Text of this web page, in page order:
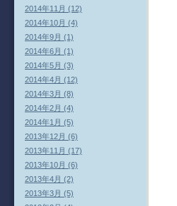
2014年11月 (12)
2014年10月 (4)
2014年9月 (1)
2014年6月 (1)
2014年5月 (3)
2014年4月 (12)
2014年3月 (8)
2014年2月 (4)
2014年1月 (5)
2013年12月 (6)
2013年11月 (17)
2013年10月 (6)
2013年4月 (2)
2013年3月 (5)